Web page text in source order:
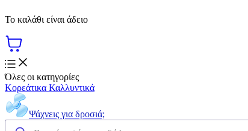
Το καλάθι είναι άδειο
Όλες οι κατηγορίες
Κορεάτικα Καλλυντικά
Ψάχνεις για δροσιά;